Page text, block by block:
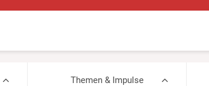
Themen & Impulse